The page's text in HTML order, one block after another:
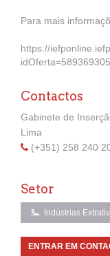
Para mais
https://
Contactos
Gabinete de
Lima
(+351) 258 240
Setor
Indústrias
ENTRAR EM